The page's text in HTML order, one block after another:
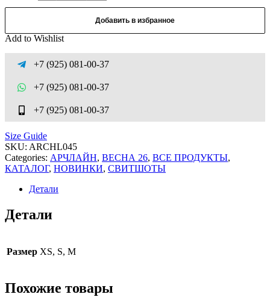
Добавить в избранное
Add to Wishlist
+7 (925) 081-00-37
+7 (925) 081-00-37
+7 (925) 081-00-37
Size Guide
SKU: ARCHL045
Categories: АРЧЛАЙН, ВЕСНА 26, ВСЕ ПРОДУКТЫ,
КАТАЛОГ, НОВИНКИ, СВИТШОТЫ
Детали
Детали
Размер XS, S, M
Похожие товары